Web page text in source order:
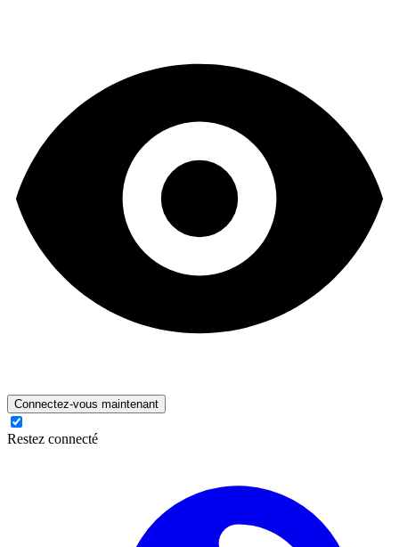
Connectez-vous maintenant
Restez connecté